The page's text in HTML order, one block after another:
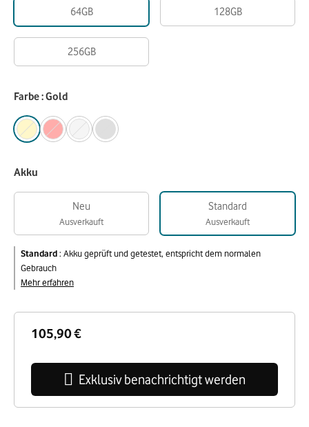
105,90 €
Exklusiv benachrichtigt werden
64GB 128GB
256GB
Farbe : Gold
Akku
Neu
Ausverkauft
Standard
Ausverkauft
Standard: Akku geprüft und getestet, entspricht dem normalen
Gebrauch
Mehr erfahren